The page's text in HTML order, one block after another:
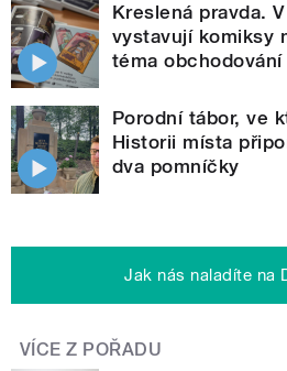
Kreslená pravda.
vystavují komiksy
téma obchodování
Porodní tábor, ve
Historii místa
dva pomníčky
Jak nás naladíte na
VÍCE Z POŘADU